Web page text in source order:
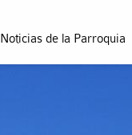
Noticias de la Parroquia